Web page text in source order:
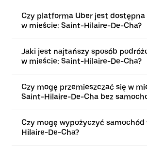
Czy platforma Uber jest dostępna
w mieście: Saint-Hilaire-De-Cha?
Jaki jest najtańszy sposób
w mieście: Saint-Hilaire-De-Cha?
Czy mogę przemieszczać się w
Saint-Hilaire-De-Cha bez
Czy mogę wypożyczyć
Hilaire-De-Cha?